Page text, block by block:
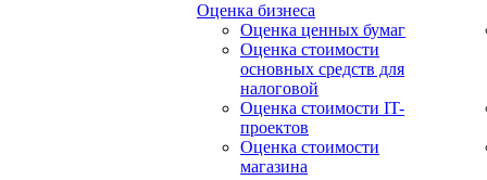
Оценка бизнеса
Оценка ценных бумаг
Оценка стоимости
основных средств для
налоговой
Оценка стоимости IT-
проектов
Оценка стоимости
магазина